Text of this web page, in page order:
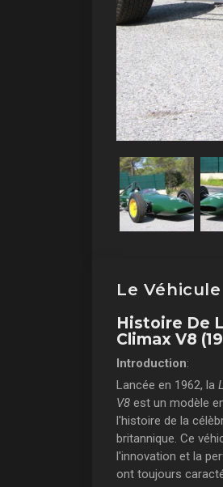
Le Véhicule
Histoire De
Climax V8
Introduction:
Lancée en 1962, la
V8 est un modèle
l'histoire de la
britannique. Ce
l'innovation et la
ont toujours